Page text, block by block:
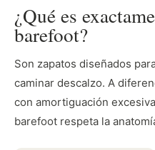
¿Qué es
barefoot?
Son zapatos diseñados
caminar descalzo. A
con amortiguación
barefoot respeta la